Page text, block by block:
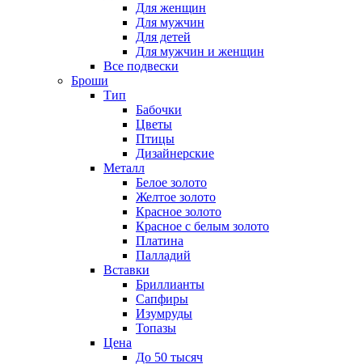
Для женщин
Для мужчин
Для детей
Для мужчин и женщин
Все подвески
Броши
Тип
Бабочки
Цветы
Птицы
Дизайнерские
Металл
Белое золото
Желтое золото
Красное золото
Красное с белым золото
Платина
Палладий
Вставки
Бриллианты
Сапфиры
Изумруды
Топазы
Цена
До 50 тысяч